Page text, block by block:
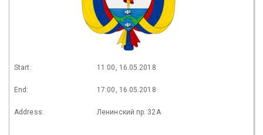
Start: 11:00, 16.05.2018
End: 17:00, 16.05.2018
Address: Ленинский пр. 32А